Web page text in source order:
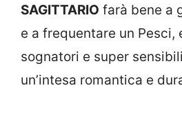
SAGITTARIO farà bene a
e a frequentare un Pesci,
sognatori e super
un’intesa romantica e